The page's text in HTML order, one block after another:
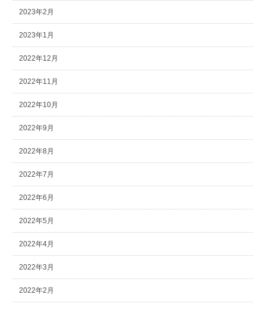
2023年2月
2023年1月
2022年12月
2022年11月
2022年10月
2022年9月
2022年8月
2022年7月
2022年6月
2022年5月
2022年4月
2022年3月
2022年2月